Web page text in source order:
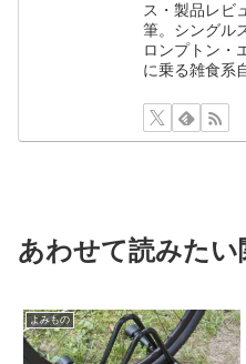
ス・製品レビ
筆。シングル
ロンプトン・
に乗る雑食系
あわせて読みたい
よみもの